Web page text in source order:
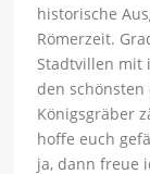
historische
Römerzeit.
Stadtvillen mit
den
Königsgräber
hoffe euch
ja, dann freue